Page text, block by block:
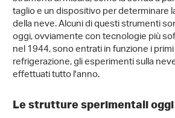
taglio e un dispositivo per determinare
della neve. Alcuni di questi strumenti
oggi, ovviamente con tecnologie più
nel 1944, sono entrati in funzione i
refrigerazione, gli esperimenti sulla
effettuati tutto l'anno.
Le strutture sperimentali oggi